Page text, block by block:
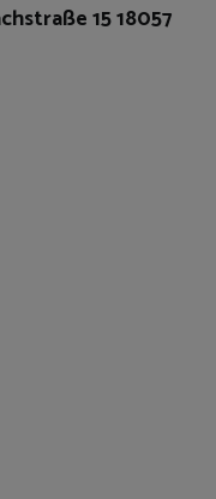
15 18057